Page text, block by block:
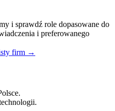
i sprawdź role dopasowane do
i preferowanego
firm →